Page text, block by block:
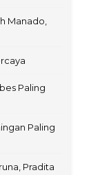
Manado,
Paling
Paling
Pradita